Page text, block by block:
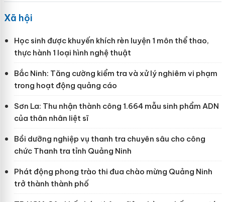
Xã hội
Học sinh được khuyến khích rèn luyện 1 môn thể thao,
thực hành 1 loại hình nghệ thuật
Bắc Ninh: Tăng cường kiểm tra và xử lý nghiêm vi phạm
trong hoạt động quảng cáo
Sơn La: Thu nhận thành công 1.664 mẫu sinh phẩm ADN
của thân nhân liệt sĩ
Bồi dưỡng nghiệp vụ thanh tra chuyên sâu cho công
chức Thanh tra tỉnh Quảng Ninh
Phát động phong trào thi đua chào mừng Quảng Ninh
trở thành thành phố